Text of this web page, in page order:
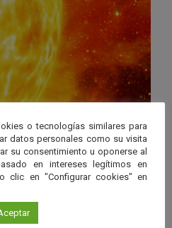
(Secretariado de Cultura,
o tecnologías similares para
datos personales como su visita
su consentimiento u oponerse al
en intereses legítimos en
clic en "Configurar cookies" en